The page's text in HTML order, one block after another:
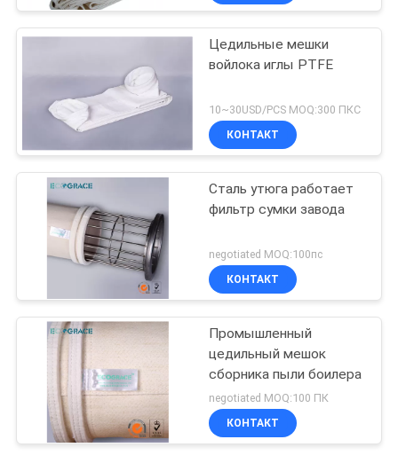
Цедильные мешки
войлока иглы PTFE
10~30USD/PCS MOQ:300 ПКС
КОНТАКТ
Сталь утюга работает
фильтр сумки завода
negotiated MOQ:100пс
КОНТАКТ
Промышленный
цедильный мешок
сборника пыли боилера
negotiated MOQ:100 ПК
КОНТАКТ